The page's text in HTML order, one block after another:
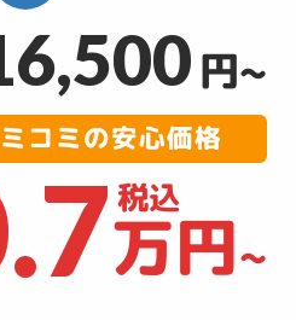
円~
コミの安心価格
万円~
税込